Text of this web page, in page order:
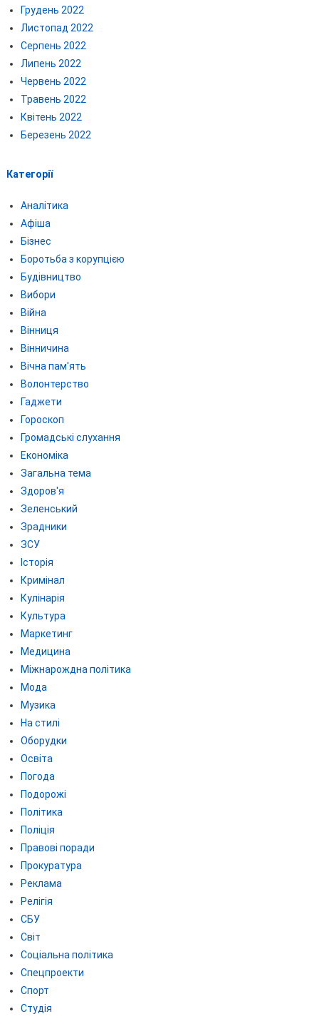
Грудень 2022
Листопад 2022
Серпень 2022
Липень 2022
Червень 2022
Травень 2022
Квітень 2022
Березень 2022
Категорії
Аналітика
Афіша
Бізнес
Боротьба з корупцією
Будівництво
Вибори
Війна
Вінниця
Вінничина
Вічна пам'ять
Волонтерство
Гаджети
Гороскоп
Громадські слухання
Економіка
Загальна тема
Здоров'я
Зеленський
Зрадники
ЗСУ
Історія
Кримінал
Кулінарія
Культура
Маркетинг
Медицина
Міжнарождна політика
Мода
Музика
На стилі
Оборудки
Освіта
Погода
Подорожі
Політика
Поліція
Правові поради
Прокуратура
Реклама
Релігія
СБУ
Світ
Соціальна політика
Спецпроекти
Спорт
Студія